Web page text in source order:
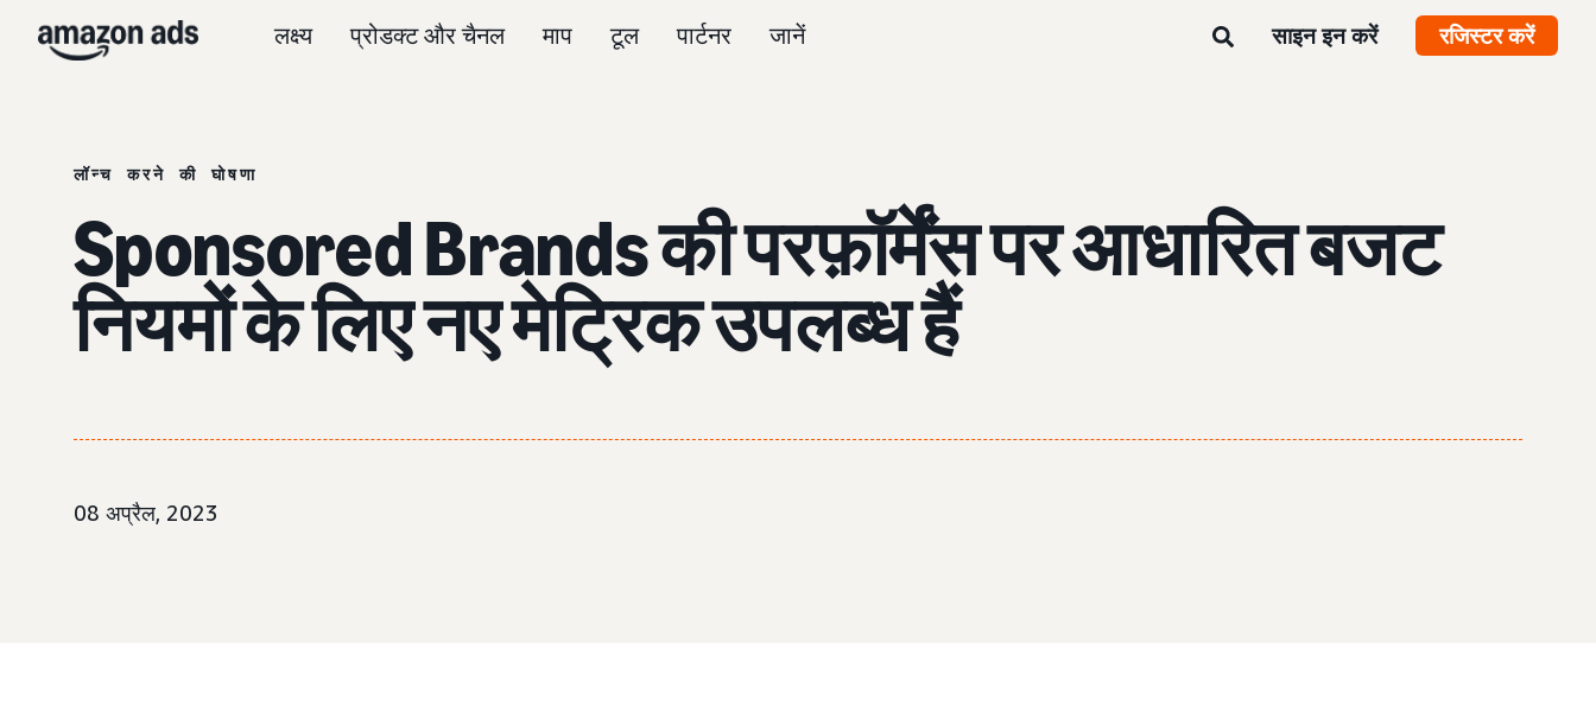
लक्ष्य प्रोडक्ट और चैनल माप टूल पार्टनर जानें साइन इन करें रजिस्टर करें
लॉन्च करने की घोषणा
Sponsored Brands की परफ़ॉर्मेंस पर आधारित बजट
नियमों के लिए नए मेट्रिक उपलब्ध हैं
08 अप्रैल, 2023